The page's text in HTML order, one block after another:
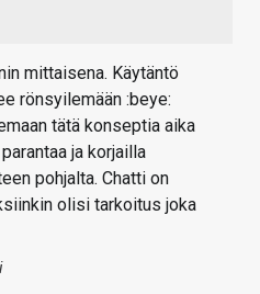
mittaisena. Käytäntö
rönsyilemään :beye:
tätä konseptia aika
ja korjailla
pohjalta. Chatti on
olisi tarkoitus joka